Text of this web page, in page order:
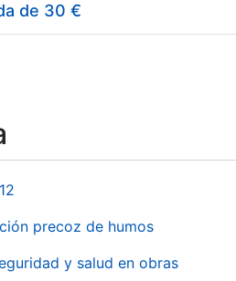
de 30 €
precoz de humos
y salud en obras